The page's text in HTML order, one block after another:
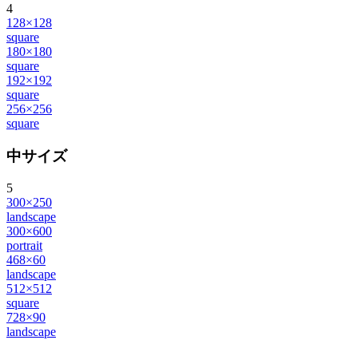
4
128×128
square
180×180
square
192×192
square
256×256
square
中サイズ
5
300×250
landscape
300×600
portrait
468×60
landscape
512×512
square
728×90
landscape